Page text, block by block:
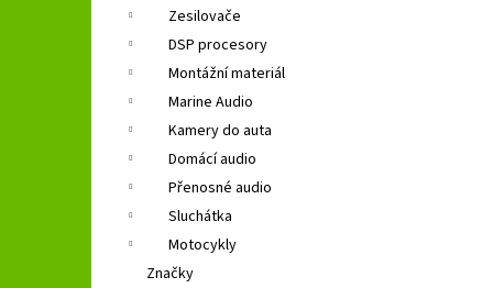
Zesilovače
DSP procesory
Montážní materiál
Marine Audio
Kamery do auta
Domácí audio
Přenosné audio
Sluchátka
Motocykly
Značky